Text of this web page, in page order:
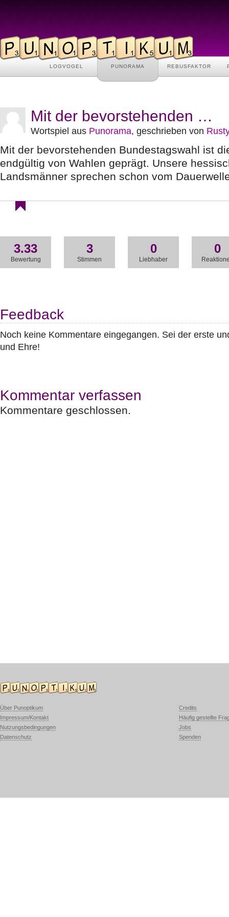
LOGVOGEL PUNORAMA REBUSFAKTOR
Mit der bevorstehenden …
Wortspiel aus Punorama, geschrieben von
Mit der bevorstehenden Bundestagswahl ist
endgültig von Wahlen geprägt. Unsere
Landsmänner sprechen schon vom
3.33
Bewertung
3
Stimmen
0
Liebhaber
0
Feedback
Noch keine Kommentare eingegangen. Sei der erste
und Ehre!
Kommentar verfassen
Kommentare geschlossen.
Über Punoptikum
Impressum/Kontakt
Nutzungsbedingungen
Datenschutz
Credits
Häufig gestellte
Jobs
Spenden